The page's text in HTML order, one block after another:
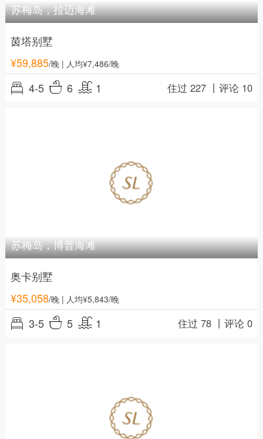
苏梅岛，拉迈海滩
茵塔别墅
¥59,885/晚| 人均¥7,486/晚
4-5 6 1 住过 227 丨评论 10
苏梅岛，博普海滩
奥卡别墅
¥35,058/晚| 人均¥5,843/晚
3-5 5 1 住过 78 丨评论 0